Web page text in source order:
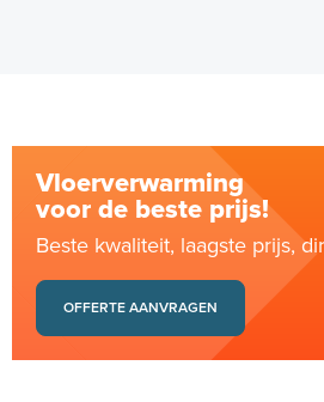
Vloerverwarming
voor de beste prijs!
Beste kwaliteit, laagste prijs,
OFFERTE AANVRAGEN